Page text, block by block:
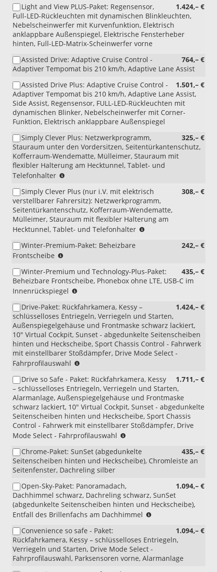
1.424,– €
Light and View PLUS-Paket: Regensensor,
Full-LED-Rückleuchten mit dynamischen Blinkleuchten,
Nebelscheinwerfer mit Kurvenfunktion, Elektrisch
anklappbare Außenspiegel, Elektrische Fensterheber
hinten, Full-LED-Matrix-Scheinwerfer vorne
764,– €
Assisted Drive: Adaptive Cruise Control -
Adaptiver Tempomat bis 210 km/h, Adaptive Lane Assist
1.501,– €
Assisted Drive Plus: Adaptive Cruise Control -
Adaptiver Tempomat bis 210 km/h, Adaptive Lane Assist,
Side Assist, Regensensor, FULL-LED-Rückleuchten mit
dynamischen Blinker, Nebelscheinwerfer mit Corner-
Funktion, Elektrisch anklappbare Außenspiegel
325,– €
Simply Clever Plus: Netzwerkprogramm,
Stauraum unter den Vordersitzen, Seitentürkantenschutz,
Kofferraum-Wendematte, Mülleimer, Stauraum mit
flexibler Halterung am Hecktunnel, Tablet- und
Telefonhalter
mit
PWA/WQ7)
308,– €
Simply Clever Plus (nur i.V. mit elektrisch
verstellbarer Fahrersitz): Netzwerkprogramm,
Seitentürkantenschutz, Kofferraum-Wendematte,
Mülleimer, Stauraum mit flexibler Halterung am
Hecktunnel, Tablet- und Telefonhalter
242,– €
Winter-Premium-Paket: Beheizbare
Frontscheibe
mit
PLG/PLP/PLE/PLM/PEA);
(nicht
mit
4A4)
435,– €
Winter-Premium und Technology-Plus-Paket:
Beheizbare Frontscheibe, Phonebox ohne LTE, USB-C im
Innenrückspiegel
mit
PLG/PLP/PLE/PLM/PEA);
(nicht
i.V.
mit
4A4)
1.424,– €
Drive-Paket: Rückfahrkamera, Kessy –
schlüsselloses Entriegeln, Verriegeln und Starten,
Außenspiegelgehäuse und Frontmaske schwarz lackiert,
10" Virtual Cockpit, Sunset - abgedunkelte Seitenscheiben
hinten und Heckscheibe, Sport Chassis Control - Fahrwerk
mit einstellbarer Stoßdämpfer, Drive Mode Select -
Fahrprofilauswahl
mit
PJ7/PJV/PJR)
1.711,– €
Drive so Safe - Paket: Rückfahrkamera, Kessy
– schlüsselloses Entriegeln, Verriegeln und Starten,
Alarmanlage, Außenspiegelgehäuse und Frontmaske
schwarz lackiert, 10" Virtual Cockpit, Sunset - abgedunkelte
Seitenscheiben hinten und Heckscheibe, Sport Chassis
Control - Fahrwerk mit einstellbarer Stoßdämpfer, Drive
Mode Select - Fahrprofilauswahl
mit
PJ7/PJV/PJR)
435,– €
Chrome-Paket: SunSet (abgedunkelte
Seitenscheiben hinten und Heckscheibe), Chromleiste an
Seitenfenster, Dachreling silber
1.094,– €
Open-Sky-Paket: Panoramadach,
Dachhimmel schwarz, Dachreling schwarz, SunSet
(abgedunkelte Seitenscheiben hinten und Heckscheibe),
Entfall des Brillenfachs am Dachhimmel
Innenausstattung
1.094,– €
Convenience so safe - Paket:
Rückfahrkamera, Kessy – schlüsselloses Entriegeln,
Verriegeln und Starten, Drive Mode Select -
Fahrprofilauswahl, Parksensoren vorne, Alarmanlage